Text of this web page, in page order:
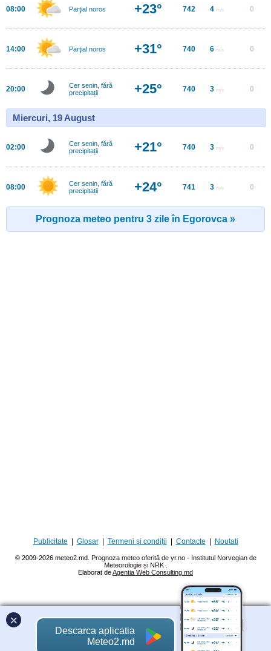
08:00 Parţial noros +23° 742 4 m/s 0
14:00 Parţial noros +31° 740 6 m/s 0
20:00
Cer senin, fără
precipitații
+25° 740 3 m/s 0
Miercuri, 19 August
02:00
Cer senin, fără
precipitații
+21° 740 3 m/s 0
08:00
Cer senin, fără
precipitații
+24° 741 3 m/s 0
Prognoza meteo pentru 3 zile în Egorovca »
Publicitate Glosar| Termeni și condiții Contacte Noutati
© 2009-2026 meteo2.md. Prognoza meteo oferită de yr.no - Institutul Norvegian de
Meteorologie și NRK
Elaborat deAgentia Web Consulting.md
×
Descarca aplicatia
Meteo2.md